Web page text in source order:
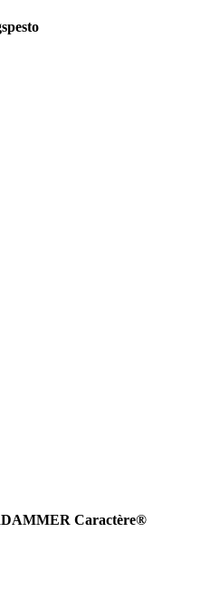
Caractère®